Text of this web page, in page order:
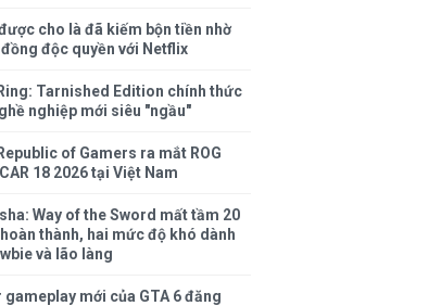
cho là đã kiếm bộn tiền nhờ
đồng độc quyền với Netflix
Tarnished Edition chính thức
nghiệp mới siêu "ngầu"
of Gamers ra mắt ROG
18 2026 tại Việt Nam
Way of the Sword mất tầm 20
thành, hai mức độ khó dành
và lão làng
mới của GTA 6 đăng